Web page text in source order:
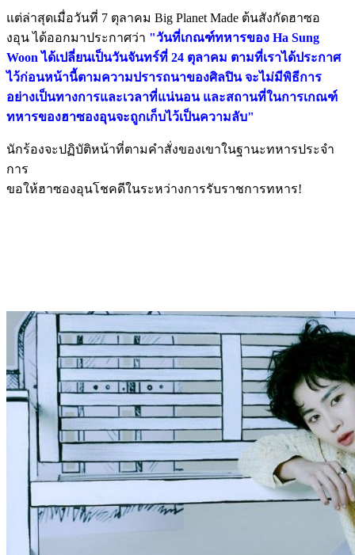
แต่ล่าสุดเมื่อวันที่ 7 ตุลาคม Big Planet Made ต้นสังกัดฮาซอ
งอุน ได้ออกมาประกาศว่า "วันที่เกณฑ์ทหารของ Ha Sung
Woon ได้เปลี่ยนเป็นวันจันทร์ที่ 24 ตุลาคม ตามที่เราได้ประกาศ
ไว้ก่อนหน้านี้ตามความปรารถนาของศิลปิน จะไม่มีพิธีการ
อย่างเป็นทางการและเวลาที่แน่นอน และสถานที่ในการเกณฑ์
ทหารของฮาซองอุนจะถูกเก็บไว้เป็นความลับ"
นักร้องจะปฏิบัติหน้าที่ตามคำสั่งของเขาในฐานะทหารประจำ
การ
ขอให้ฮาซองอุนโชคดีในระหว่างการรับราชการทหาร!